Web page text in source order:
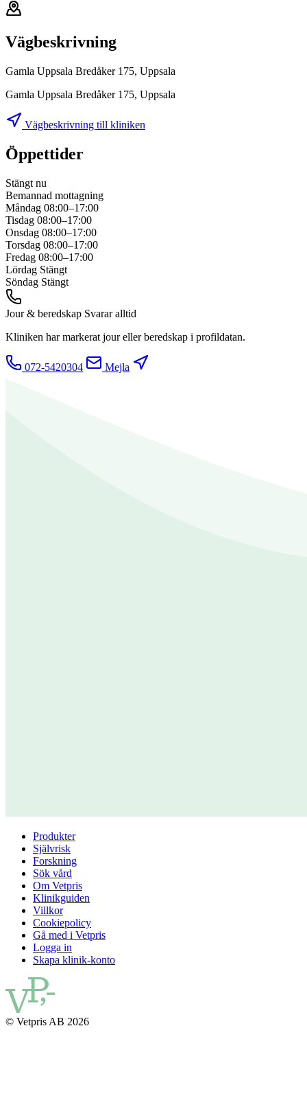
Vägbeskrivning
Gamla Uppsala Bredåker 175, Uppsala
Gamla Uppsala Bredåker 175, Uppsala
Vägbeskrivning till kliniken
Öppettider
Stängt nu
Bemannad mottagning
Måndag 08:00–17:00
Tisdag 08:00–17:00
Onsdag 08:00–17:00
Torsdag 08:00–17:00
Fredag 08:00–17:00
Lördag Stängt
Söndag Stängt
Jour & beredskap Svarar alltid
Kliniken har markerat jour eller beredskap i profildatan.
072-5420304 Mejla
Produkter
Självrisk
Forskning
Sök vård
Om Vetpris
Klinikguiden
Villkor
Cookiepolicy
Gå med i Vetpris
Logga in
Skapa klinik-konto
© Vetpris AB 2026